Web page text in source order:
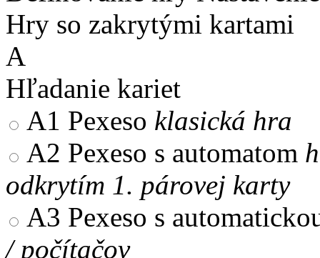
Hry so zakrytými kartami
A
Hľadanie kariet
A1 Pexeso klasická hra
A2 Pexeso s automatom
odkrytím 1. párovej karty
A3 Pexeso s
/ počítačov